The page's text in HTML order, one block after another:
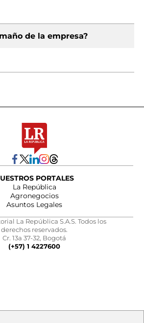
de la empresa?
PORTALES
La República
Agronegocios
Asuntos Legales
La República S.A.S. Todos los
derechos reservados.
Cr. 13a 37-32, Bogotá
(+57) 1 4227600